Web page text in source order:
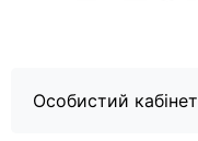
Особистий кабінет